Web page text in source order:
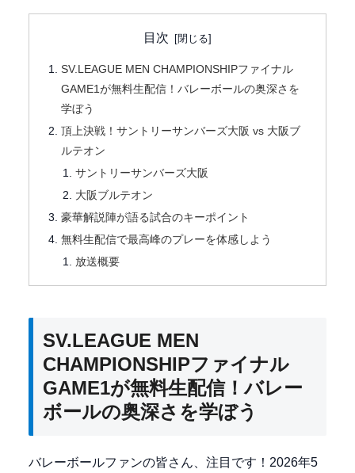
目次
SV.LEAGUE MEN CHAMPIONSHIPファイナル
GAME1が無料生配信！バレーボールの奥深さを
学ぼう
頂上決戦！サントリーサンバーズ大阪 vs 大阪ブ
ルテオン
サントリーサンバーズ大阪
大阪ブルテオン
豪華解説陣が語る試合のキーポイント
無料生配信で最高峰のプレーを体感しよう
放送概要
SV.LEAGUE MEN
CHAMPIONSHIPファイナル
GAME1が無料生配信！バレー
ボールの奥深さを学ぼう
バレーボールファンの皆さん、注目です！2026年5